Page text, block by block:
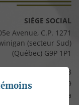
SIÈGE SOCIAL
Avenue, C.P. 1271
(secteur Sud)
(Québec) G9P 1P1
819 537-8828
:819 537-8829
clients@cfmauricie.ca